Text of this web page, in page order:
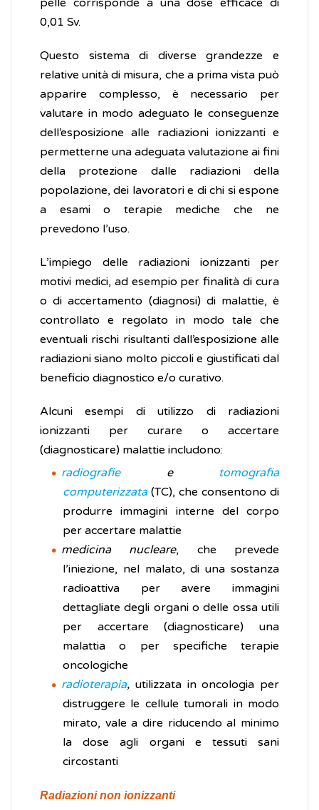
pelle corrisponde a una dose efficace di
0,01 Sv.
Questo sistema di diverse grandezze e
relative unità di misura, che a prima vista può
apparire complesso, è necessario per
valutare in modo adeguato le conseguenze
dell’esposizione alle radiazioni ionizzanti e
permetterne una adeguata valutazione ai fini
della protezione dalle radiazioni della
popolazione, dei lavoratori e di chi si espone
a esami o terapie mediche che ne
prevedono l’uso.
L’impiego delle radiazioni ionizzanti per
motivi medici, ad esempio per finalità di cura
o di accertamento (diagnosi) di malattie, è
controllato e regolato in modo tale che
eventuali rischi risultanti dall’esposizione alle
radiazioni siano molto piccoli e giustificati dal
beneficio diagnostico e/o curativo.
Alcuni esempi di utilizzo di radiazioni
ionizzanti per curare o accertare
(diagnosticare) malattie includono:
radiografiee tomografia
computerizzata(TC), che consentono di
produrre immagini interne del corpo
per accertare malattie
medicina nucleare, che prevede
l’iniezione, nel malato, di una sostanza
radioattiva per avere immagini
dettagliate degli organi o delle ossa utili
per accertare (diagnosticare) una
malattia o per specifiche terapie
oncologiche
radioterapia, utilizzata in oncologia per
distruggere le cellule tumorali in modo
mirato, vale a dire riducendo al minimo
la dose agli organi e tessuti sani
circostanti
Radiazioni non ionizzanti